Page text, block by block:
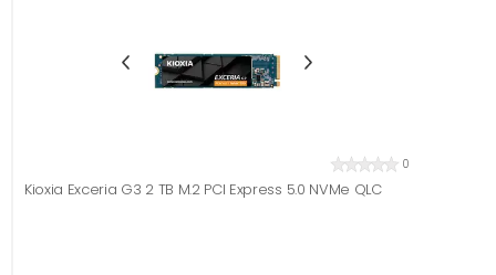
0
Kioxia Exceria G3 2 TB M.2 PCI Express 5.0 NVMe QLC